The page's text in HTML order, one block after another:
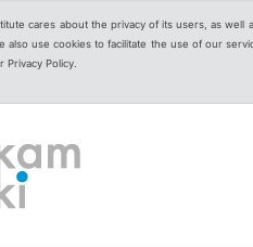
cares about the privacy of its users, as
also use cookies to facilitate the use of our
Privacy Policy.